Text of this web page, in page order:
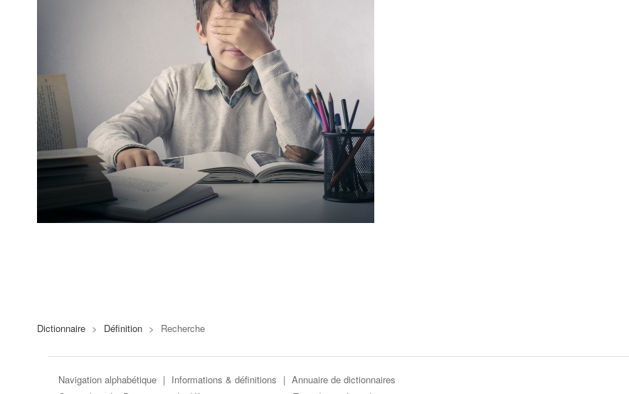
Dictionnaire > Définition > Recherche
Navigation alphabétique | Informations & définitions | Annuaire de dictionnaires